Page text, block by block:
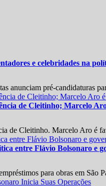
e celebridades na
anunciam pré-candidaturas
de Cleitinho; Marcelo
de Cleitinho. Marcelo Aro é
entre Flávio Bolsonaro e
para obras em